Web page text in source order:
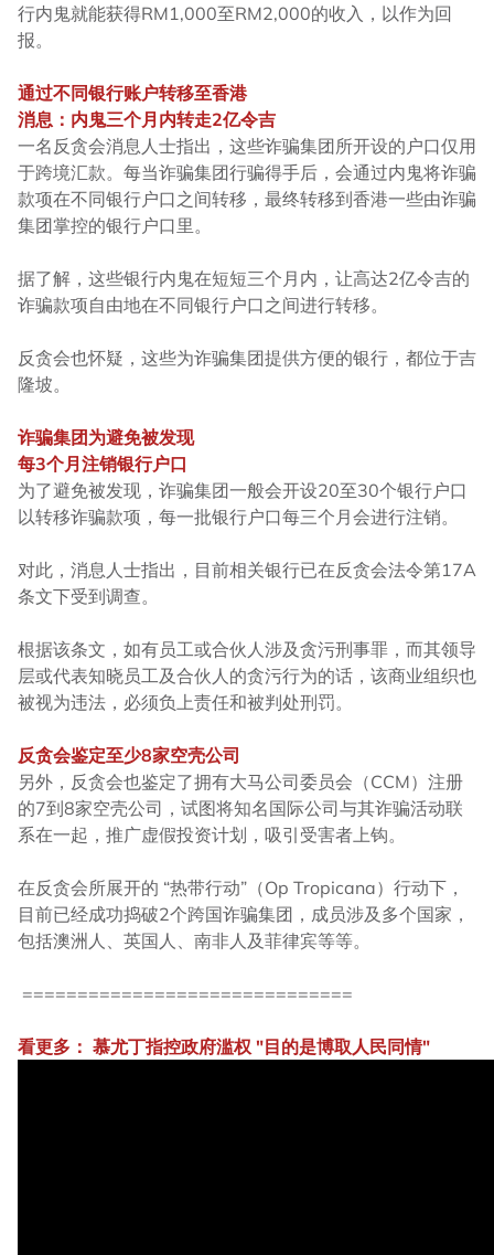
行内鬼就能获得RM1,000至RM2,000的收入，以作为回
报。
通过不同银行账户转移至香港
消息：内鬼三个月内转走2亿令吉
一名反贪会消息人士指出，这些诈骗集团所开设的户口仅用
于跨境汇款。每当诈骗集团行骗得手后，会通过内鬼将诈骗
款项在不同银行户口之间转移，最终转移到香港一些由诈骗
集团掌控的银行户口里。
据了解，这些银行内鬼在短短三个月内，让高达2亿令吉的
诈骗款项自由地在不同银行户口之间进行转移。
反贪会也怀疑，这些为诈骗集团提供方便的银行，都位于吉
隆坡。
诈骗集团为避免被发现
每3个月注销银行户口
为了避免被发现，诈骗集团一般会开设20至30个银行户口
以转移诈骗款项，每一批银行户口每三个月会进行注销。
对此，消息人士指出，目前相关银行已在反贪会法令第17A
条文下受到调查。
根据该条文，如有员工或合伙人涉及贪污刑事罪，而其领导
层或代表知晓员工及合伙人的贪污行为的话，该商业组织也
被视为违法，必须负上责任和被判处刑罚。
反贪会鉴定至少8家空壳公司
另外，反贪会也鉴定了拥有大马公司委员会（CCM）注册
的7到8家空壳公司，试图将知名国际公司与其诈骗活动联
系在一起，推广虚假投资计划，吸引受害者上钩。
在反贪会所展开的 “热带行动”（Op Tropicana）行动下，
目前已经成功捣破2个跨国诈骗集团，成员涉及多个国家，
包括澳洲人、英国人、南非人及菲律宾等等。
==============================
看更多： 慕尤丁指控政府滥权 "目的是博取人民同情"